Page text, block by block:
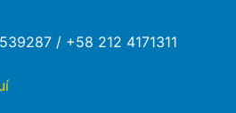
/ +58 212 4171311